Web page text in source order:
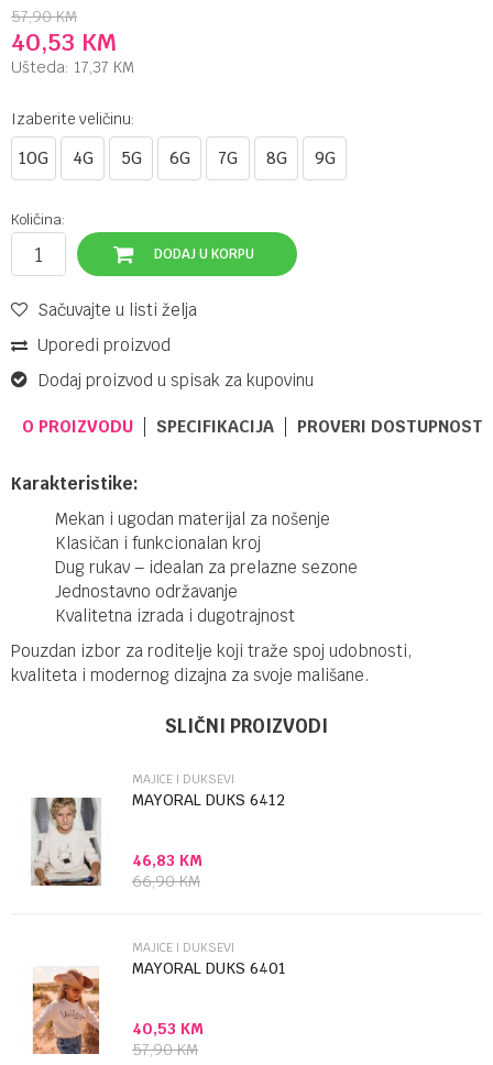
57,90 KM
40,53 KM
Ušteda: 17,37 KM
Izaberite veličinu:
10G 4G 5G 6G 7G 8G 9G
Količina:
DODAJ U KORPU
Sačuvajte u listi želja
Uporedi proizvod
Dodaj proizvod u spisak za kupovinu
O PROIZVODU SPECIFIKACIJA PROVERI DOSTUPNOST
Karakteristike:
Mekan i ugodan materijal za nošenje
Klasičan i funkcionalan kroj
Dug rukav – idealan za prelazne sezone
Jednostavno održavanje
Kvalitetna izrada i dugotrajnost
Pouzdan izbor za roditelje koji traže spoj udobnosti,
kvaliteta i modernog dizajna za svoje mališane.
Majice i duksevi
Poruka
Anti-spam zaštita - izračunajte koliko je 2 + 3 :
SLIČNI PROIZVODI
MAJICE I DUKSEVI
MAYORAL DUKS 6412
46,83 KM
66,90KM
MAJICE I DUKSEVI
MAYORAL DUKS 6401
40,53 KM
57,90KM